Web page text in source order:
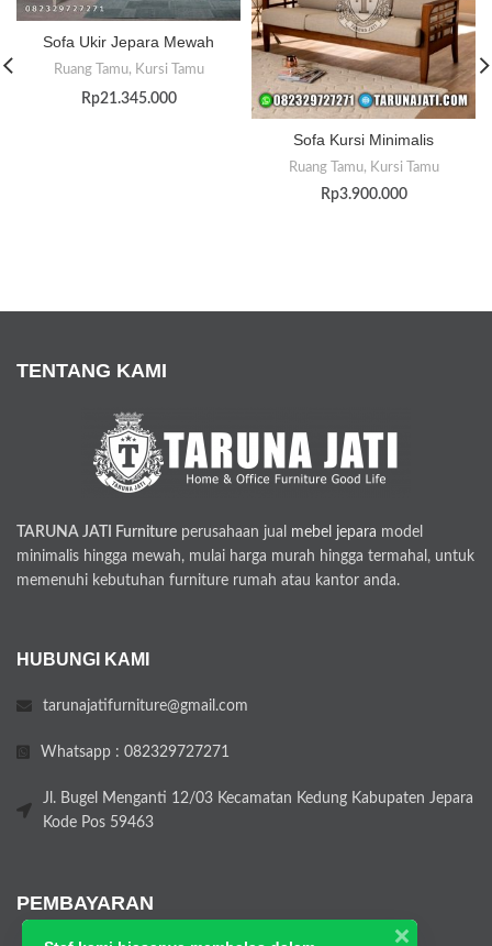
Sofa Ukir Jepara Mewah
Ruang Tamu, Kursi Tamu
Rp21.345.000
Sofa Kursi Minimalis
Ruang Tamu, Kursi Tamu
Rp3.900.000
TENTANG KAMI
TARUNA JATI Furniture perusahaan jual mebel jepara model
minimalis hingga mewah, mulai harga murah hingga termahal, untuk
memenuhi kebutuhan furniture rumah atau kantor anda.
HUBUNGI KAMI
tarunajatifurniture@gmail.com
Whatsapp : 082329727271
Jl. Bugel Menganti 12/03 Kecamatan Kedung Kabupaten Jepara
Kode Pos 59463
PEMBAYARAN